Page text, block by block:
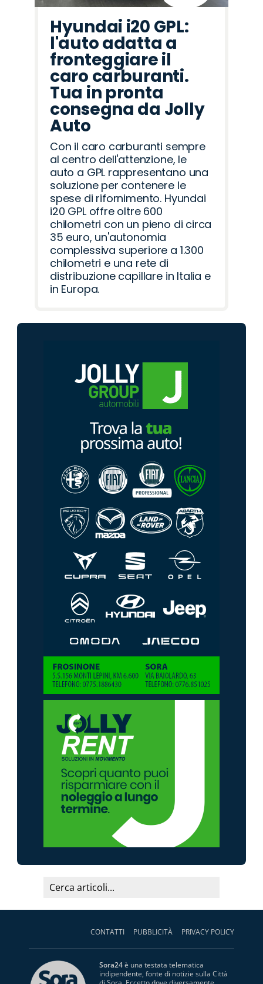
Hyundai i20 GPL:
l'auto adatta a
fronteggiare il
caro carburanti.
Tua in pronta
consegna da Jolly
Auto
Con il caro carburanti sempre
al centro dell'attenzione, le
auto a GPL rappresentano una
soluzione per contenere le
spese di rifornimento. Hyundai
i20 GPL offre oltre 600
chilometri con un pieno di circa
35 euro, un'autonomia
complessiva superiore a 1.300
chilometri e una rete di
distribuzione capillare in Italia e
in Europa.
CONTATTI PUBBLICITÀ PRIVACY POLICY
Sora24è una testata telematica
indipendente, fonte di notizie sulla Città